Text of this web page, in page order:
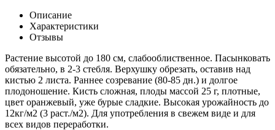
Описание
Характеристики
Отзывы
Растение высотой до 180 см, слабооблиственное. Пасынковать
обязательно, в 2-3 стебля. Верхушку обрезать, оставив над
кистью 2 листа. Раннее созревание (80-85 дн.) и долгое
плодоношение. Кисть сложная, плоды массой 25 г, плотные,
цвет оранжевый, уже бурые сладкие. Высокая урожайность до
12кг/м2 (3 раст./м2). Для употребления в свежем виде и для
всех видов переработки.